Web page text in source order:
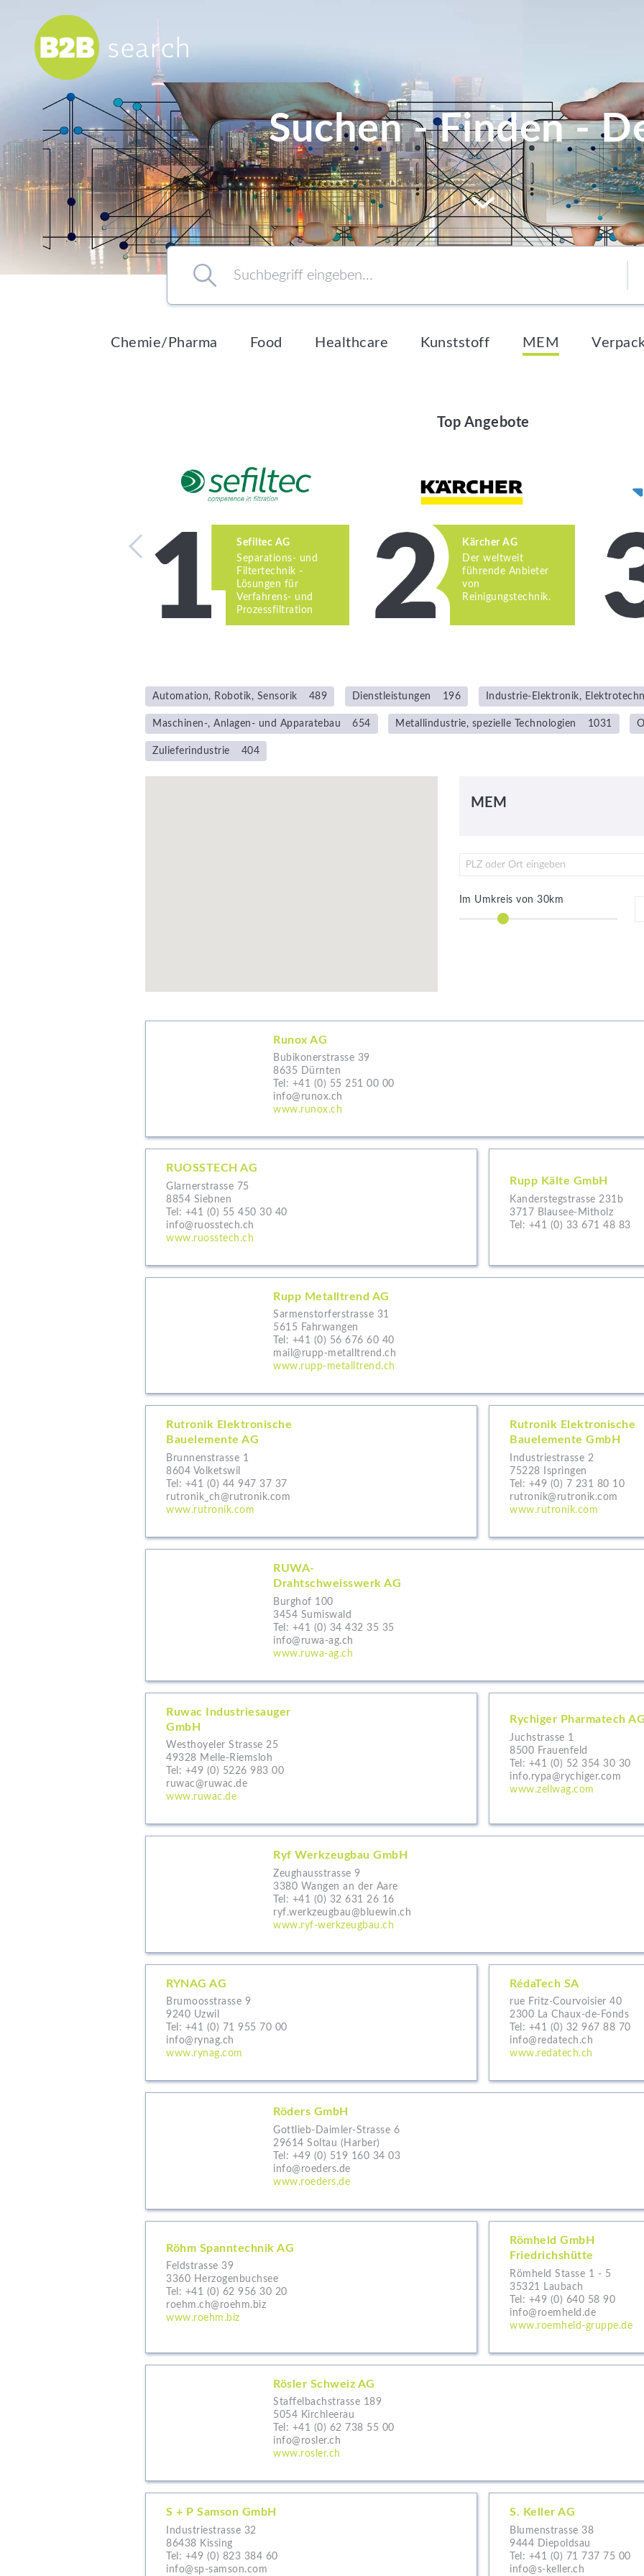
Chemie/Pharma
Food
Healthcare
Kunststoff
MEM
Verpackung
Verbände
Suchen - Finden -
to content
Suchbegriff eingeben…
Chemie/Pharma Food Healthcare Kunststoff MEM
Top Angebote
Sefiltec AG
Separations- und
Filtertechnik -
Lösungen für
Verfahrens- und
Prozessfiltration
Kärcher AG
Der weltweit
führende Anbieter
von
Reinigungstechnik.
Automation, Robotik, Sensorik 489 Dienstleistungen 196 Industrie-Elektronik,
Maschinen-, Anlagen- und Apparatebau 654 Metallindustrie, spezielle Technologien 1031
Zulieferindustrie 404
MEM
PLZ oder Ort eingeben
Im Umkreis von 30km
Runox AG
Bubikonerstrasse 39
8635 Dürnten
Tel: +41 (0) 55 251 00 00
info@runox.ch
www.runox.ch
RUOSSTECH AG
Glarnerstrasse 75
8854 Siebnen
Tel: +41 (0) 55 450 30 40
info@ruosstech.ch
www.ruosstech.ch
Rupp Kälte GmbH
Kanderstegstrasse 231b
3717 Blausee-Mitholz
Tel: +41 (0) 33 671 48 83
Rupp Metalltrend AG
Sarmenstorferstrasse 31
5615 Fahrwangen
Tel: +41 (0) 56 676 60 40
mail@rupp-metalltrend.ch
www.rupp-metalltrend.ch
Rutronik Elektronische
Bauelemente AG
Brunnenstrasse 1
8604 Volketswil
Tel: +41 (0) 44 947 37 37
rutronik_ch@rutronik.com
www.rutronik.com
Rutronik Elektronische
Bauelemente GmbH
Industriestrasse 2
75228 Ispringen
Tel: +49 (0) 7 231 80 10
rutronik@rutronik.com
www.rutronik.com
RUWA-
Drahtschweisswerk AG
Burghof 100
3454 Sumiswald
Tel: +41 (0) 34 432 35 35
info@ruwa-ag.ch
www.ruwa-ag.ch
Ruwac Industriesauger
GmbH
Westhoyeler Strasse 25
49328 Melle-Riemsloh
Tel: +49 (0) 5226 983 00
ruwac@ruwac.de
www.ruwac.de
Rychiger Pharmatech
Juchstrasse 1
8500 Frauenfeld
Tel: +41 (0) 52 354 30 30
info.rypa@rychiger.com
www.zellwag.com
Ryf Werkzeugbau GmbH
Zeughausstrasse 9
3380 Wangen an der Aare
Tel: +41 (0) 32 631 26 16
ryf.werkzeugbau@bluewin.ch
www.ryf-werkzeugbau.ch
RYNAG AG
Brumoosstrasse 9
9240 Uzwil
Tel: +41 (0) 71 955 70 00
info@rynag.ch
www.rynag.com
RédaTech SA
rue Fritz-Courvoisier 40
2300 La Chaux-de-Fonds
Tel: +41 (0) 32 967 88 70
info@redatech.ch
www.redatech.ch
Röders GmbH
Gottlieb-Daimler-Strasse 6
29614 Soltau (Harber)
Tel: +49 (0) 519 160 34 03
info@roeders.de
www.roeders.de
Röhm Spanntechnik AG
Feldstrasse 39
3360 Herzogenbuchsee
Tel: +41 (0) 62 956 30 20
roehm.ch@roehm.biz
www.roehm.biz
Römheld GmbH
Friedrichshütte
Römheld Stasse 1 - 5
35321 Laubach
Tel: +49 (0) 640 58 90
info@roemheld.de
www.roemheld-gruppe.de
Rösler Schweiz AG
Staffelbachstrasse 189
5054 Kirchleerau
Tel: +41 (0) 62 738 55 00
info@rosler.ch
www.rosler.ch
S + P Samson GmbH
Industriestrasse 32
86438 Kissing
Tel: +49 (0) 823 384 60
info@sp-samson.com
S. Keller AG
Blumenstrasse 38
9444 Diepoldsau
Tel: +41 (0) 71 737 75 00
info@s-keller.ch